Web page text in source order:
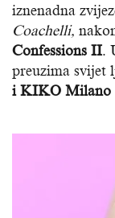
iznenadna
Coachelli,
Confessions II.
preuzima svijet
i KIKO Milano